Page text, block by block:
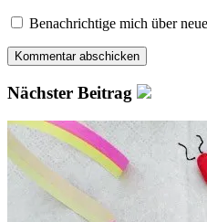
Benachrichtige mich über
Nächster Beitrag